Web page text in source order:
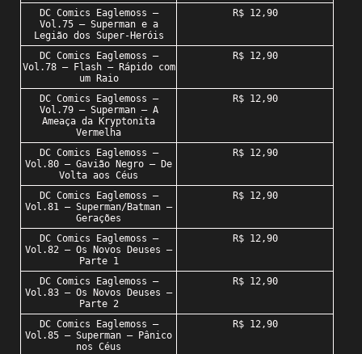
DC Comics Eaglemoss –
Vol.75 – Superman e a
Legião dos Super-Heróis
R$ 12,90
DC Comics Eaglemoss –
Vol.78 – Flash – Rápido com
um Raio
R$ 12,90
DC Comics Eaglemoss –
Vol.79 – Superman – A
Ameaça da Kryptonita
Vermelha
R$ 12,90
DC Comics Eaglemoss –
Vol.80 – Gavião Negro – De
Volta aos Céus
R$ 12,90
DC Comics Eaglemoss –
Vol.81 – Superman/Batman –
Gerações
R$ 12,90
DC Comics Eaglemoss –
Vol.82 – Os Novos Deuses –
Parte 1
R$ 12,90
DC Comics Eaglemoss –
Vol.83 – Os Novos Deuses –
Parte 2
R$ 12,90
DC Comics Eaglemoss –
Vol.85 – Superman – Pânico
nos Céus
R$ 12,90